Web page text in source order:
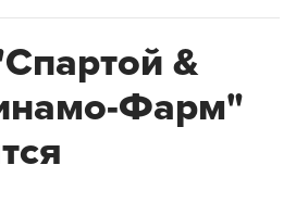
&
Фарм"